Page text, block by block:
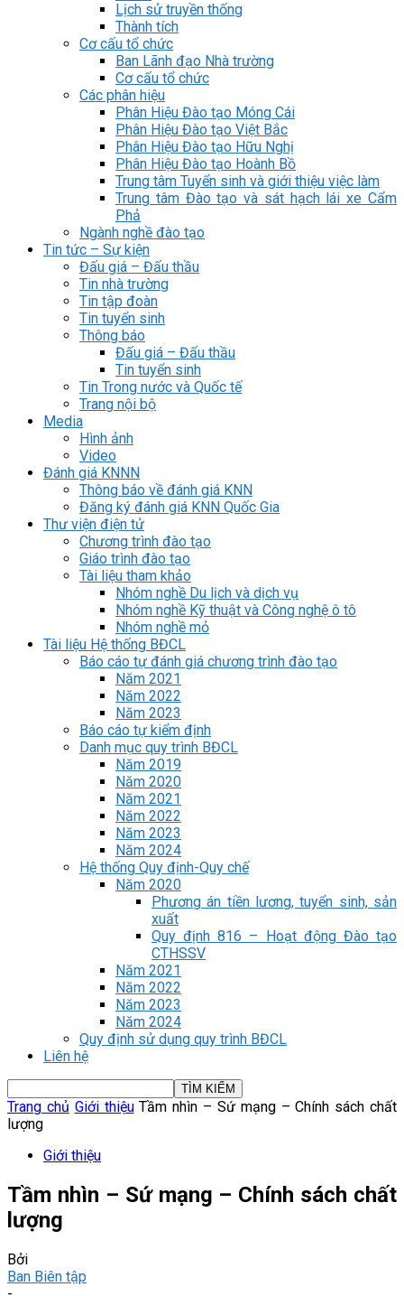
Lịch sử truyền thống
Thành tích
Cơ cấu tổ chức
Ban Lãnh đạo Nhà trường
Cơ cấu tổ chức
Các phân hiệu
Phân Hiệu Đào tạo Móng Cái
Phân Hiệu Đào tạo Việt Bắc
Phân Hiệu Đào tạo Hữu Nghị
Phân Hiệu Đào tạo Hoành Bồ
Trung tâm Tuyển sinh và giới thiệu việc làm
Trung tâm Đào tạo và sát hạch lái xe Cẩm
Phả
Ngành nghề đào tạo
Tin tức – Sự kiện
Đấu giá – Đấu thầu
Tin nhà trường
Tin tập đoàn
Tin tuyển sinh
Thông báo
Đấu giá – Đấu thầu
Tin tuyển sinh
Tin Trong nước và Quốc tế
Trang nội bộ
Media
Hình ảnh
Video
Đánh giá KNNN
Thông báo về đánh giá KNN
Đăng ký đánh giá KNN Quốc Gia
Thư viện điện tử
Chương trình đào tạo
Giáo trình đào tạo
Tài liệu tham khảo
Nhóm nghề Du lịch và dịch vụ
Nhóm nghề Kỹ thuật và Công nghệ ô tô
Nhóm nghề mỏ
Tài liệu Hệ thống BĐCL
Báo cáo tự đánh giá chương trình đào tạo
Năm 2021
Năm 2022
Năm 2023
Báo cáo tự kiểm định
Danh mục quy trình BĐCL
Năm 2019
Năm 2020
Năm 2021
Năm 2022
Năm 2023
Năm 2024
Hệ thống Quy định-Quy chế
Năm 2020
Phương án tiền lương, tuyển sinh, sản
xuất
Quy định 816 – Hoạt động Đào tạo
CTHSSV
Năm 2021
Năm 2022
Năm 2023
Năm 2024
Quy định sử dụng quy trình BĐCL
Liên hệ
Trang chủ Giới thiệu Tầm nhìn – Sứ mạng – Chính sách chất
lượng
Giới thiệu
Tầm nhìn – Sứ mạng – Chính sách chất
lượng
Bởi
Ban Biên tập